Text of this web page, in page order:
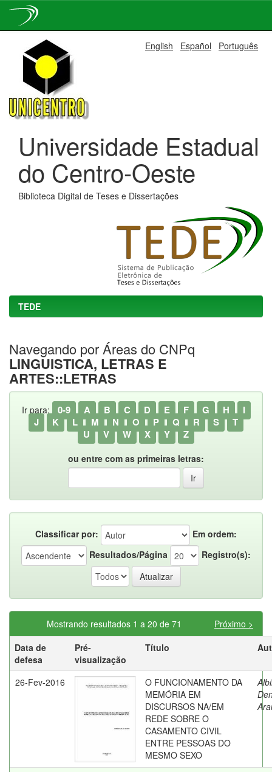
navigation
English Español Português
Universidade Estadual
do Centro-Oeste
Biblioteca Digital de Teses e Dissertações
TEDE
Navegando por Áreas do CNPq
LINGUISTICA, LETRAS E
ARTES::LETRAS
Ir para: 0-9 A B C D E F G H
I
J
K L M N O P Q R S
T
U
V W X Y Z
ou entre com as primeiras letras:
Classificar por:
Em ordem:
Resultados/Página
Registro(s):
Mostrando resultados 1 a 20 de 71
Próximo >
Data de
defesa
Pré-
visualização
Título
26-Fev-2016
O FUNCIONAMENTO DA
MEMÓRIA EM
DISCURSOS NA/EM
REDE SOBRE O
CASAMENTO CIVIL
ENTRE PESSOAS DO
MESMO SEXO